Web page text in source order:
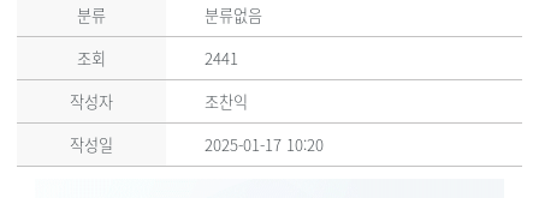
분류
분류없음
조회
2441
작성자
조찬익
작성일
2025-01-17 10:20